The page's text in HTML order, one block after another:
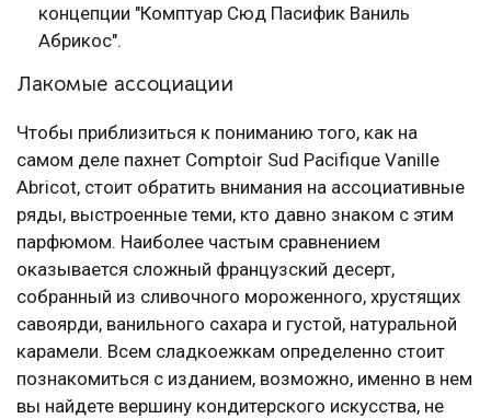
концепции "Комптуар Сюд Пасифик Ваниль
Абрикос".
Лакомые ассоциации
Чтобы приблизиться к пониманию того, как на
самом деле пахнет Comptoir Sud Pacifique Vanille
Abricot, стоит обратить внимания на ассоциативные
ряды, выстроенные теми, кто давно знаком с этим
парфюмом. Наиболее частым сравнением
оказывается сложный французский десерт,
собранный из сливочного мороженного, хрустящих
савоярди, ванильного сахара и густой, натуральной
карамели. Всем сладкоежкам определенно стоит
познакомиться с изданием, возможно, именно в нем
вы найдете вершину кондитерского искусства, не